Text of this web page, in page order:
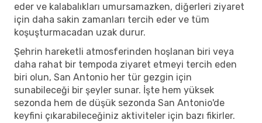
eder ve kalabalıkları umursamazken, diğerleri ziyaret
için daha sakin zamanları tercih eder ve tüm
koşuşturmacadan uzak durur.
Şehrin hareketli atmosferinden hoşlanan biri veya
daha rahat bir tempoda ziyaret etmeyi tercih eden
biri olun, San Antonio her tür gezgin için
sunabileceği bir şeyler sunar. İşte hem yüksek
sezonda hem de düşük sezonda San Antonio'de
keyfini çıkarabileceğiniz aktiviteler için bazı fikirler.